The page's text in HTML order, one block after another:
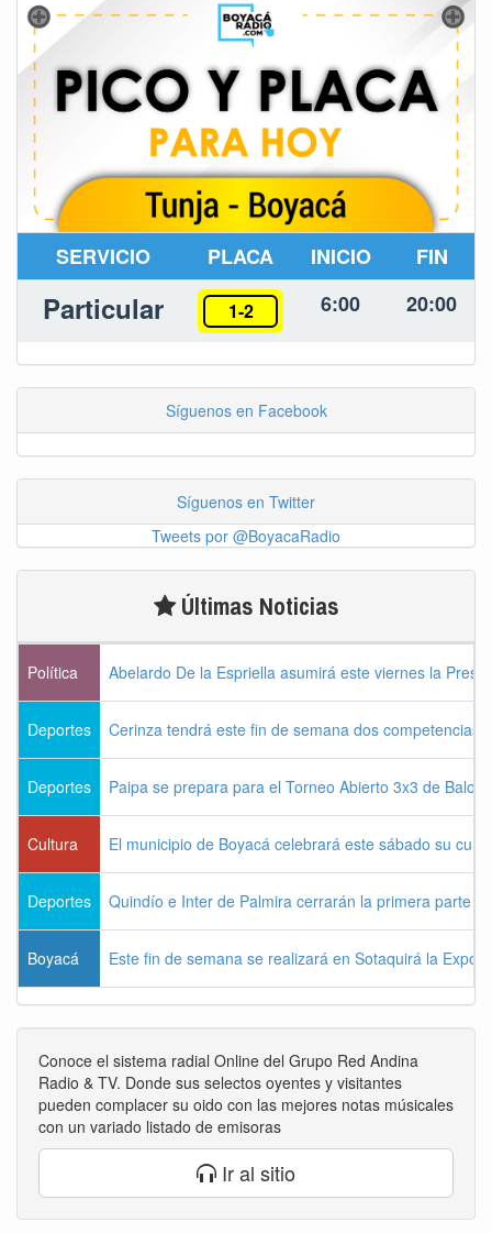
SERVICIO PLACA INICIO FIN
Particular 1-2 6:00 20:00
Síguenos en Facebook
Síguenos en Twitter
Tweets por @BoyacaRadio
Últimas Noticias
Política Abelardo De la Espriella asumirá este viernes la
Deportes Cerinza tendrá este fin de semana dos competencias
Deportes Paipa se prepara para el Torneo Abierto 3x3 de
Cultura El municipio de Boyacá celebrará este sábado su
Deportes Quindío e Inter de Palmira cerrarán la primera parte
Boyacá Este fin de semana se realizará en Sotaquirá la
Conoce el sistema radial Online del Grupo Red Andina
Radio & TV. Donde sus selectos oyentes y visitantes
pueden complacer su oido con las mejores notas músicales
con un variado listado de emisoras
Ir al sitio